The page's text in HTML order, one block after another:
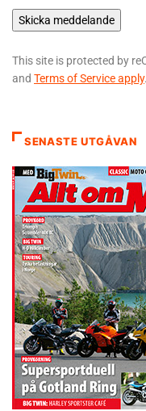
This site is protected by
and Terms of Service apply.
SENASTE UTGÅVAN